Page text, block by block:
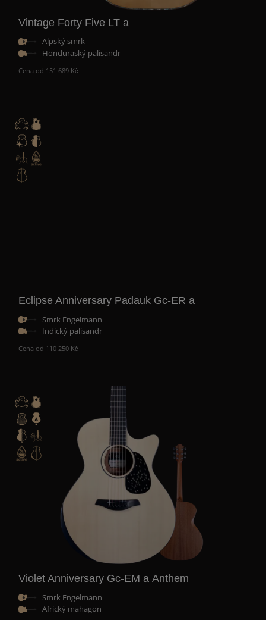
Vintage Forty Five LT a
Alpský smrk
Honduraský palisandr
Cena od 151 689 Kč
Eclipse Anniversary Padauk Gc-ER a
Smrk Engelmann
Indický palisandr
Cena od 110 250 Kč
Violet Anniversary Gc-EM a Anthem
Smrk Engelmann
Africký mahagon